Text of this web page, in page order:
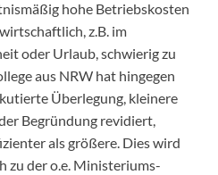
hohe Betriebskosten
z.B. im
oder Urlaub, schwierig zu
aus NRW hat hingegen
Überlegung, kleinere
Begründung revidiert,
als größere. Dies wird
zu der o.e. Ministeriums-